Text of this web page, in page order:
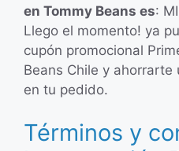
en Tommy Beans es:
Llego el momento! ya
cupón promocional
Beans Chile y ahorrarte
en tu pedido.
Términos y